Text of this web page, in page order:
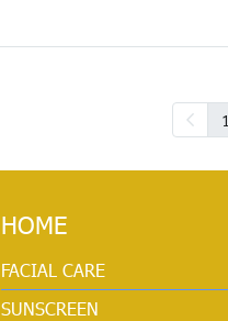
1
HOME
FACIAL CARE
SUNSCREEN